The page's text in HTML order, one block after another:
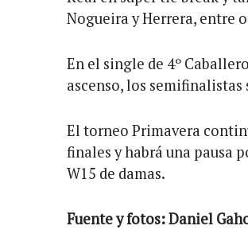
Nogueira y Herrera, entre
En el single de 4º
ascenso, los
El torneo Primavera
finales y habrá una pausa
W15 de damas.
Fuente y fotos: Daniel